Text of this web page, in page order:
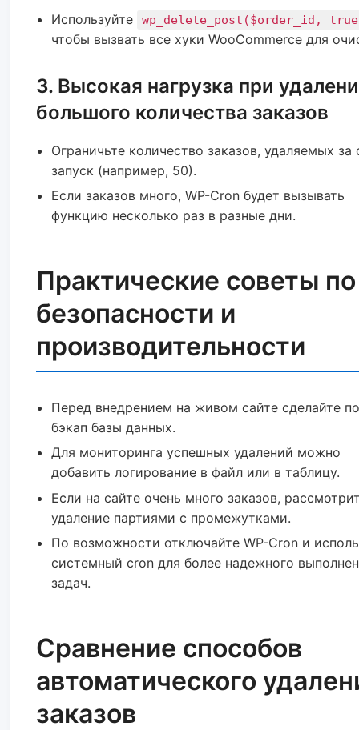
Используйте wp_delete_post($order_id,
чтобы вызвать все хуки WooCommerce для
3. Высокая нагрузка при
большого количества заказов
Ограничьте количество заказов, удаляемых за
запуск (например, 50).
Если заказов много, WP-Cron будет вызывать
функцию несколько раз в разные дни.
Практические советы по
безопасности и
производительности
Перед внедрением на живом сайте сделайте
бэкап базы данных.
Для мониторинга успешных удалений можно
добавить логирование в файл или в таблицу.
Если на сайте очень много заказов,
удаление партиями с промежутками.
По возможности отключайте WP-Cron и
системный cron для более надежного
задач.
Сравнение способов
автоматического
заказов